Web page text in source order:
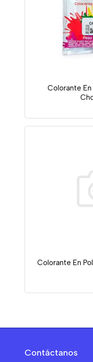
Colorante
Colorante En
Contáctanos